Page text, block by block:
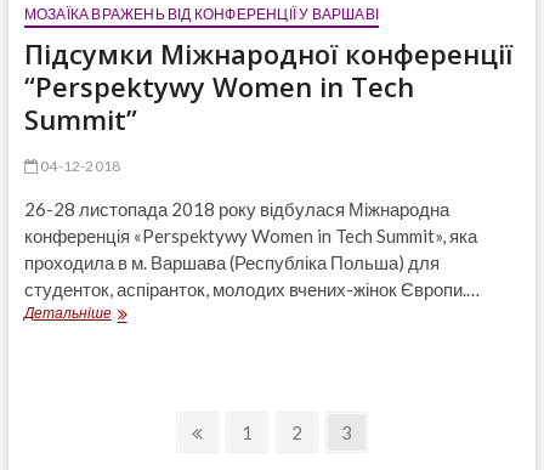
Ігоря
Сікорського
з
учасницями
конференції
МОЗАЇКА ВРАЖЕНЬ ВІД КОНФЕРЕНЦІЇ У ВАРШАВІ
Підсумки Міжнародної конференції
“Perspektywy Women in Tech
Summit”
04-12-2018
26-28 листопада 2018 року відбулася Міжнародна
конференція «Perspektywy Women in Tech Summit», яка
проходила в м. Варшава (Республіка Польша) для
студенток, аспіранток, молодих вчених-жінок Європи.…
ДетальнішеПідсумки
Previous
Page
1 Page
2 Page
3